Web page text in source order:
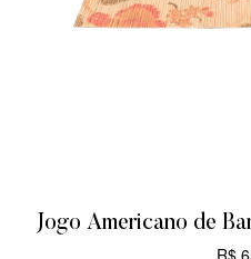
Jogo Americano de
R$